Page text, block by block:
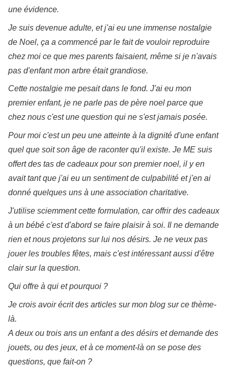
une évidence.
Je suis devenue adulte, et j'ai eu une immense nostalgie
de Noel, ça a commencé par le fait de vouloir reproduire
chez moi ce que mes parents faisaient, même si je n'avais
pas d'enfant mon arbre était grandiose.
Cette nostalgie me pesait dans le fond. J'ai eu mon
premier enfant, je ne parle pas de père noel parce que
chez nous c'est une question qui ne s'est jamais posée.
Pour moi c'est un peu une atteinte à la dignité d'une enfant
quel que soit son âge de raconter qu'il existe. Je ME suis
offert des tas de cadeaux pour son premier noel, il y en
avait tant que j'ai eu un sentiment de culpabilité et j'en ai
donné quelques uns à une association charitative.
J'utilise sciemment cette formulation, car offrir des cadeaux
à un bébé c'est d'abord se faire plaisir à soi. Il ne demande
rien et nous projetons sur lui nos désirs. Je ne veux pas
jouer les troubles fêtes, mais c'est intéressant aussi d'être
clair sur la question.
Qui offre à qui et pourquoi ?
Je crois avoir écrit des articles sur mon blog sur ce thème-
là.
A deux ou trois ans un enfant a des désirs et demande des
jouets, ou des jeux, et à ce moment-là on se pose des
questions, que fait-on ?